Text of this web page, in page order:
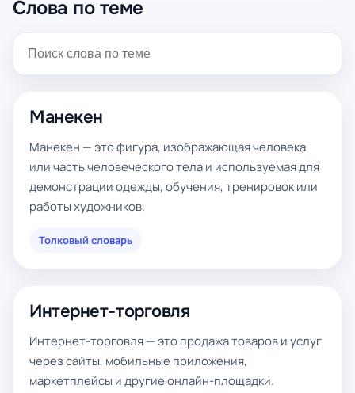
Слова по теме
Манекен
Манекен — это фигура, изображающая человека
или часть человеческого тела и используемая для
демонстрации одежды, обучения, тренировок или
работы художников.
Толковый словарь
Интернет-торговля
Интернет-торговля — это продажа товаров и услуг
через сайты, мобильные приложения,
маркетплейсы и другие онлайн-площадки.